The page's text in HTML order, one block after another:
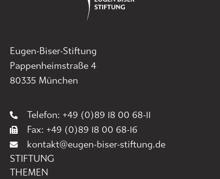
Eugen-Biser-Stiftung
Pappenheimstraße 4
80335 München
Telefon: +49 (0)89 18 00 68-11
Fax: +49 (0)89 18 00 68-16
kontakt@eugen-biser-stiftung.de
STIFTUNG
THEMEN